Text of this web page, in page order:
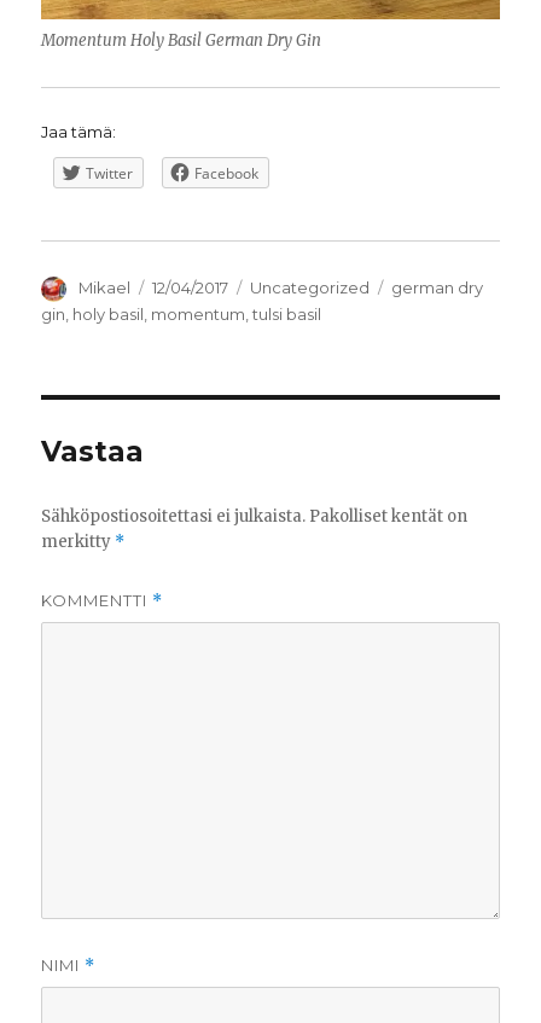
Momentum Holy Basil German Dry Gin
Jaa tämä:
Twitter Facebook
Kirjoittaja
Mikael Julkaistu
12/04/2017 Kategoriat
Uncategorized Avainsanat
german dry
gin holy basil momentum ,tulsi basil
Vastaa
Sähköpostiosoitettasi ei julkaista. Pakolliset kentät on
merkitty *
KOMMENTTI *
NIMI *